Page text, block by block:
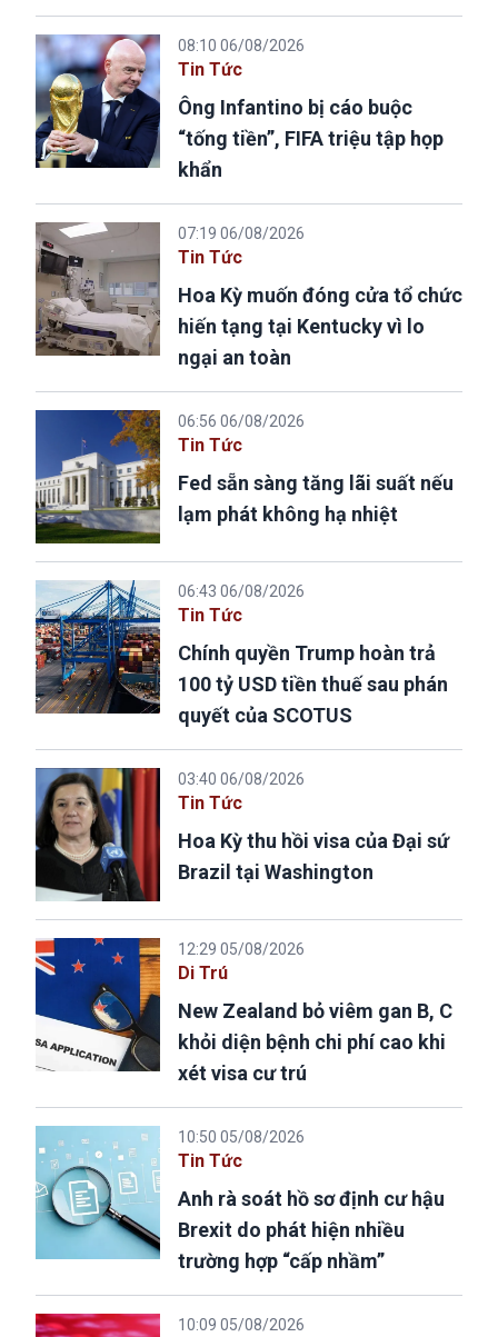
08:10 06/08/2026
Tin Tức
Ông Infantino bị cáo buộc
“tống tiền”, FIFA triệu tập họp
khẩn
07:19 06/08/2026
Tin Tức
Hoa Kỳ muốn đóng cửa tổ chức
hiến tạng tại Kentucky vì lo
ngại an toàn
06:56 06/08/2026
Tin Tức
Fed sẵn sàng tăng lãi suất nếu
lạm phát không hạ nhiệt
06:43 06/08/2026
Tin Tức
Chính quyền Trump hoàn trả
100 tỷ USD tiền thuế sau phán
quyết của SCOTUS
03:40 06/08/2026
Tin Tức
Hoa Kỳ thu hồi visa của Đại sứ
Brazil tại Washington
12:29 05/08/2026
Di Trú
New Zealand bỏ viêm gan B, C
khỏi diện bệnh chi phí cao khi
xét visa cư trú
10:50 05/08/2026
Tin Tức
Anh rà soát hồ sơ định cư hậu
Brexit do phát hiện nhiều
trường hợp “cấp nhầm”
10:09 05/08/2026